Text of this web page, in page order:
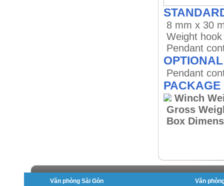
8 mm x 30
Weight
Pendant
Pendant
PACKAGE
Winch
Gross
Box
Văn phòng Sài Gòn Văn